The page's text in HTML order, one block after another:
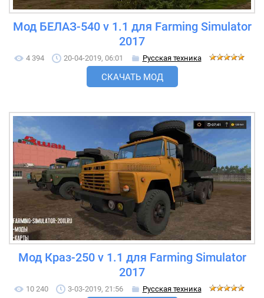
Мод БЕЛАЗ-540 v 1.1 для Farming Simulator
2017
4 394 20-04-2019, 06:01 Русская техника
СКАЧАТЬ МОД
Мод Краз-250 v 1.1 для Farming Simulator
2017
10 240 3-03-2019, 21:56 Русская техника